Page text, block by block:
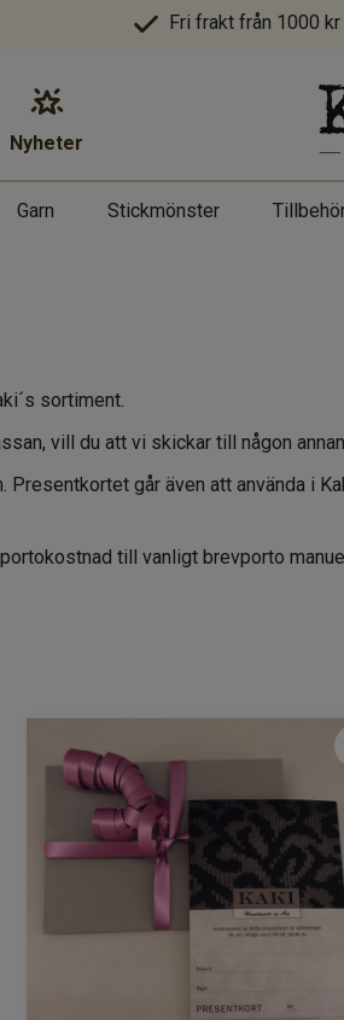
Fri frakt från 1000 kr
Nyheter
Garn Stickmönster
sortiment.
vill du att vi skickar till någon
går även att använda i
till vanligt brevporto